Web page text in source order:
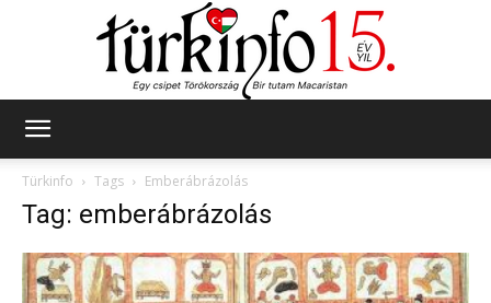
Türkinfo
Tags Emberábrázolás
Tag: emberábrázolás